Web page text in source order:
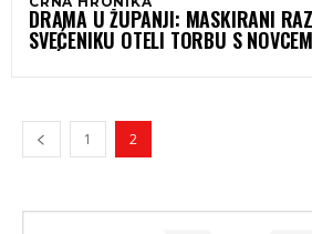
DRAMA U ŽUPANJI: MASKIRANI
SVEĆENIKU OTELI TORBU S
1 2